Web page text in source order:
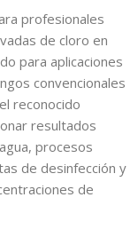
profesionales
de cloro en
para aplicaciones
convencionales
reconocido
resultados
procesos
de desinfección y
de